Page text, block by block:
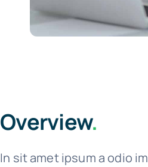
Overview.
In sit amet ipsum a odio